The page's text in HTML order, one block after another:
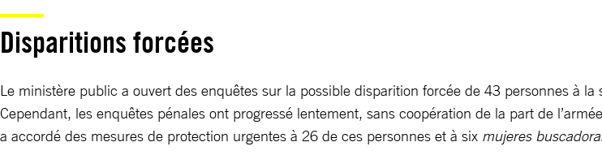
Disparitions forcées
Le ministère public a ouvert des enquêtes sur la possible disparition forcée de 43 personnes à
Cependant, les enquêtes pénales ont progressé lentement, sans coopération de la part de
a accordé des mesures de protection urgentes à 26 de ces personnes et à six mujeres